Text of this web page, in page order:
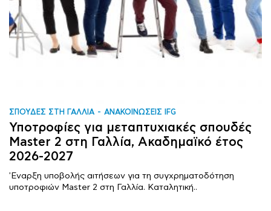
ΣΠΟΥΔΕΣ ΣΤΗ ΓΑΛΛΙΑ ΑΝΑΚΟΙΝΩΣΕΙΣ IFG
Υποτροφίες για μεταπτυχιακές σπουδές
Master 2 στη Γαλλία, Ακαδημαϊκό έτος
2026-2027
'Εναρξη υποβολής αιτήσεων για τη συγχρηματοδότηση
υποτροφιών Master 2 στη Γαλλία. Καταλητική..